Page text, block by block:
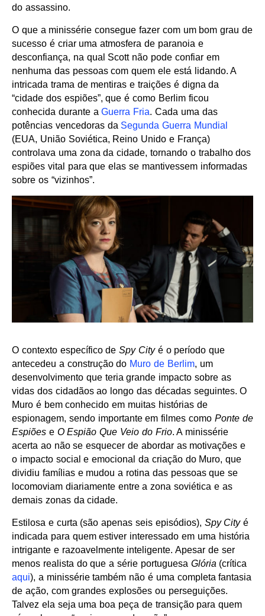
do assassino.
O que a minissérie consegue fazer com um bom grau de
sucesso é criar uma atmosfera de paranoia e
desconfiança, na qual Scott não pode confiar em
nenhuma das pessoas com quem ele está lidando. A
intricada trama de mentiras e traições é digna da
“cidade dos espiões”, que é como Berlim ficou
conhecida durante aGuerra Fria. Cada uma das
potências vencedoras da Segunda Guerra Mundial
(EUA, União Soviética, Reino Unido e França)
controlava uma zona da cidade, tornando o trabalho dos
espiões vital para que elas se mantivessem informadas
sobre os “vizinhos”.
O contexto específico deSpy Cityé o período que
antecedeu a construção do Muro de Berlim, um
desenvolvimento que teria grande impacto sobre as
vidas dos cidadãos ao longo das décadas seguintes. O
Muro é bem conhecido em muitas histórias de
espionagem, sendo importante em filmes como Ponte de
Espiões e O Espião Que Veio do Frio. A minissérie
acerta ao não se esquecer de abordar as motivações e
o impacto social e emocional da criação do Muro, que
dividiu famílias e mudou a rotina das pessoas que se
locomoviam diariamente entre a zona soviética e as
demais zonas da cidade.
Estilosa e curta (são apenas seis episódios), Spy Cityé
indicada para quem estiver interessado em uma história
intrigante e razoavelmente inteligente. Apesar de ser
menos realista do que a série portuguesa Glória (crítica
aqui), a minissérie também não é uma completa fantasia
de ação, com grandes explosões ou perseguições.
Talvez ela seja uma boa peça de transição para quem